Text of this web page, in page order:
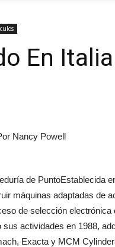
En
Nancy Powell
de PuntoEstablecida
máquinas adaptadas de
de selección
sus actividades en 1988,
Exacta y MCM